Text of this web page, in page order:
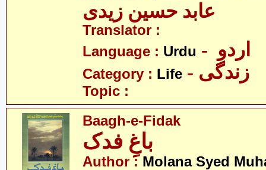
عابد حسین زیدی
Translator :
Language : Urdu
Category : Life - زندگی
Topic :
Baagh-e-Fidak
Author :Molana Syed